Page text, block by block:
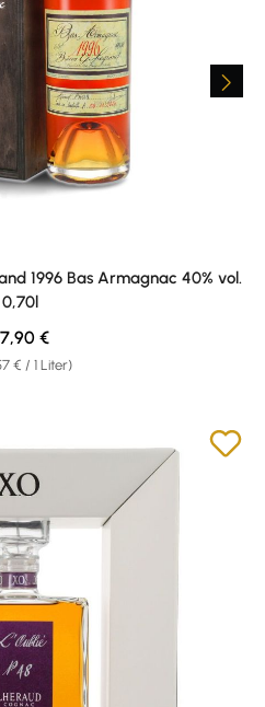
1996 Bas Armagnac 40% vol.
0,70l
€ / 1 Liter)
Preis:
€